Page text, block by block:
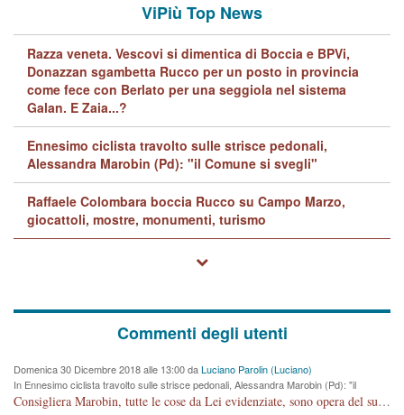
ViPiù Top News
Razza veneta. Vescovi si dimentica di Boccia e BPVi,
Donazzan sgambetta Rucco per un posto in provincia
come fece con Berlato per una seggiola nel sistema
Galan. E Zaia...?
Ennesimo ciclista travolto sulle strisce pedonali,
Alessandra Marobin (Pd): "il Comune si svegli"
Raffaele Colombara boccia Rucco su Campo Marzo,
giocattoli, mostre, monumenti, turismo
Commenti degli utenti
Domenica 30 Dicembre 2018 alle 13:00 daLuciano Parolin (Luciano)
In Ennesimo ciclista travolto sulle strisce pedonali, Alessandra Marobin (Pd): "il
Comune si svegli"
Consigliera Marobin, tutte le cose da Lei evidenziate, sono opera del suo ex Assessore e compagno di Partito Antonio Marco Dalla Pozza Assessore alla "progettazione" di piste ciclabili e altre porcherie. A lui manderei il conto da saldare per incidenti e danni alle persone. E' ora che "finiamola." Avete perso rassegnatevi. qui IL SINDACO RUCCO NON C'ENTRA PER NIENTE. CAPITO!!!!!!!! Amen.